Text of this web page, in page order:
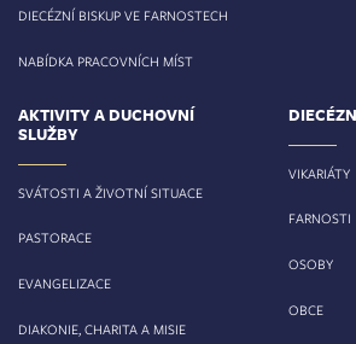
DIECÉZNÍ BISKUP VE FARNOSTECH
NABÍDKA PRACOVNÍCH MÍST
AKTIVITY A DUCHOVNÍ
SLUŽBY
SVÁTOSTI A ŽIVOTNÍ SITUACE
PASTORACE
EVANGELIZACE
DIAKONIE, CHARITA A MISIE
VIKARIÁTY
FARNOSTI
OSOBY
OBCE